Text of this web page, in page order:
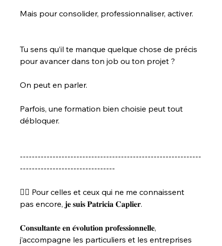
Mais pour consolider, professionnaliser, activer.
Tu sens qu’il te manque quelque chose de précis
pour avancer dans ton job ou ton projet ?
On peut en parler.
Parfois, une formation bien choisie peut tout
débloquer.
-------------------------------------------------------------
--------------------------------
🙋‍♀️ Pour celles et ceux qui ne me connaissent
pas encore, 𝐣𝐞 𝐬𝐮𝐢𝐬 𝐏𝐚𝐭𝐫𝐢𝐜𝐢𝐚 𝐂𝐚𝐩𝐥𝐢𝐞𝐫.
𝐂𝐨𝐧𝐬𝐮𝐥𝐭𝐚𝐧𝐭𝐞 𝐞𝐧 𝐞́𝐯𝐨𝐥𝐮𝐭𝐢𝐨𝐧 𝐩𝐫𝐨𝐟𝐞𝐬𝐬𝐢𝐨𝐧𝐧𝐞𝐥𝐥𝐞,
j’accompagne les particuliers et les entreprises